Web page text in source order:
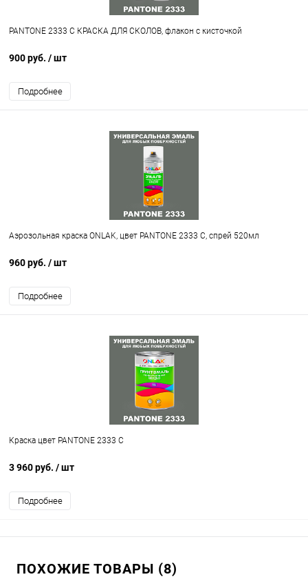
PANTONE 2333 C КРАСКА ДЛЯ СКОЛОВ, флакон с кисточкой
900 руб. / шт
Подробнее
Аэрозольная краска ONLAK, цвет PANTONE 2333 C, спрей 520мл
960 руб. / шт
Подробнее
Краска цвет PANTONE 2333 C
3 960 руб. / шт
Подробнее
ПОХОЖИЕ ТОВАРЫ (8)